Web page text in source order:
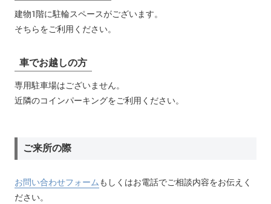
建物1階に駐輪スペースがございます。
そちらをご利用ください。
車でお越しの方
専用駐車場はございません。
近隣のコインパーキングをご利用ください。
ご来所の際
お問い合わせフォームもしくはお電話でご相談内容をお伝えく
ださい。